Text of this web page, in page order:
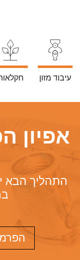
עיבוד מזון
אפיון
התהליך הבא